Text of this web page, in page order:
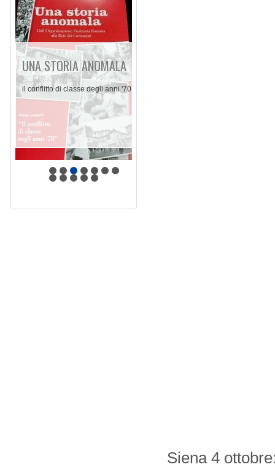
Siena 4
UNA STORIA ANOMALA
il conflitto di classe degli anni '70